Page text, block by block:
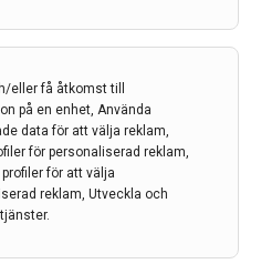
eller få åtkomst till
på en enhet, Använda
data för att välja reklam,
för personaliserad reklam,
för att välja
reklam, Utveckla och